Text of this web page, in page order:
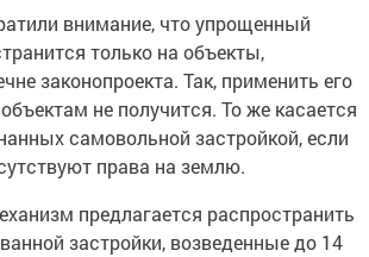
внимание, что упрощенный
только на объекты,
законопроекта. Так, применить его
не получится. То же касается
самовольной застройкой, если
права на землю.
предлагается распространить
застройки, возведенные до 14